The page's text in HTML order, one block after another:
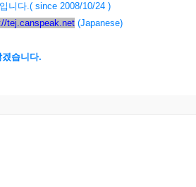
니다.( since 2008/10/24 )
tej.canspeak.net (Japanese)
습니다.